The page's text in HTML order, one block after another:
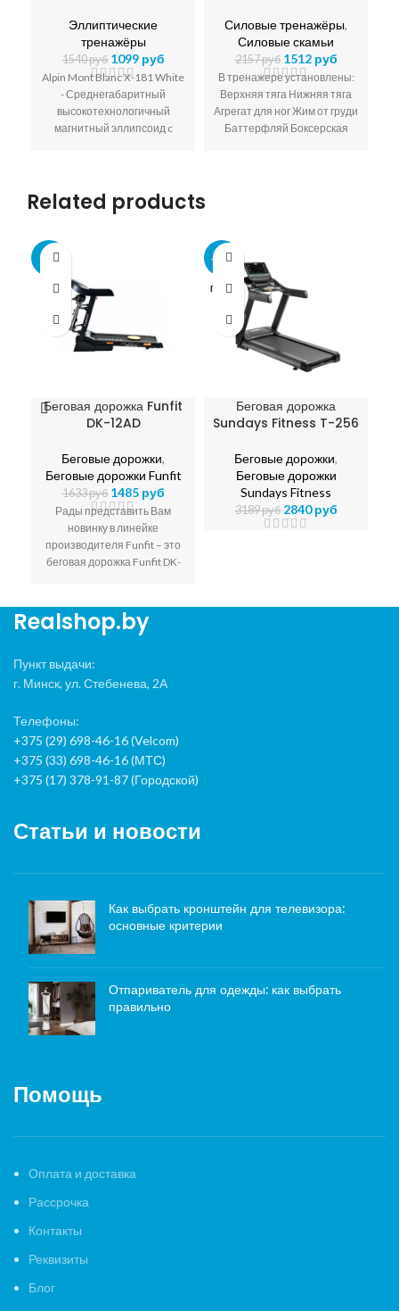
Эллиптические
тренажёры
1540руб 1099 руб
Alpin Mont Blanc X-181 White
- Среднегабаритный
высокотехнологичный
магнитный эллипсоид c
самых современных
инноваций.
Силовые тренажёры,
Силовые скамьи
2157руб 1512 руб
В тренажере установлены:
Верхняя тяга Нижняя тяга
Агрегат для ног Жим от груди
Баттерфляй Боксерская
Related products
-9%
Беговая дорожка Funfit
DK-12AD
Беговые дорожки,
Беговые дорожки Funfit
1633руб 1485 руб
Рады представить Вам
новинку в линейке
производителя Funfit – это
беговая дорожка Funfit DK-
комплекте
-11%
ПРОДА
Беговая дорожка
Sundays Fitness T-256
Беговые дорожки,
Беговые дорожки
Sundays Fitness
3189руб 2840руб
Realshop.by
Пункт выдачи:
г. Минск, ул. Стебенева, 2А
Телефоны:
+375 (29) 698-46-16 (Velcom)
+375 (33) 698-46-16 (МТС)
+375 (17) 378-91-87 (Городской)
Статьи и новости
Как выбрать кронштейн для телевизора:
основные критерии
Отпариватель для одежды: как выбрать
правильно
Помощь
Оплата и доставка
Рассрочка
Контакты
Реквизиты
Блог